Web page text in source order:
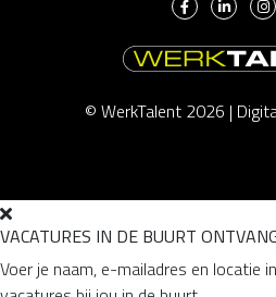
© WerkTalent 2026 |
VACATURES IN DE BUURT
Voer je naam, e-mailadres en locatie